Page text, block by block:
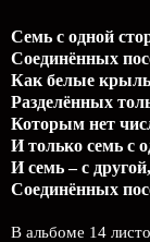
Семь с одной
Соединённых
Как белые
Разделённых
Которым нет
И только семь с
И семь – с другой,
Соединённых
В альбоме 14